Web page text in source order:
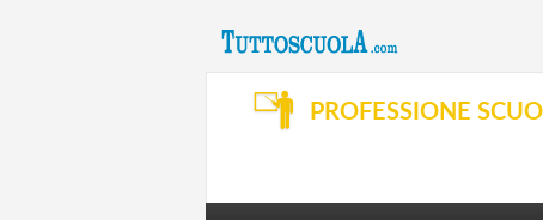
PROFESSIONE
SVILUPPO PROFESSIONALE
ORGANIZZAZIONE E SERVIZI